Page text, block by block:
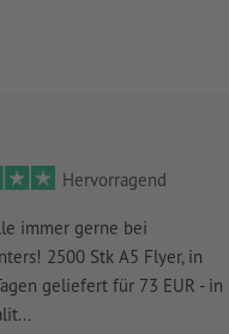
Hervorragend
immer gerne bei
2500 Stk A5 Flyer, in
geliefert für 73 EUR - in